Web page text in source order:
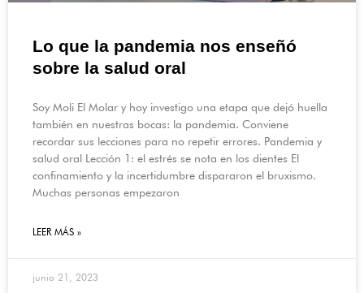
Lo que la pandemia nos enseñó
sobre la salud oral
Soy Moli El Molar y hoy investigo una etapa que dejó huella
también en nuestras bocas: la pandemia. Conviene
recordar sus lecciones para no repetir errores. Pandemia y
salud oral Lección 1: el estrés se nota en los dientes El
confinamiento y la incertidumbre dispararon el bruxismo.
Muchas personas empezaron
LEER MÁS »
junio 21, 2023